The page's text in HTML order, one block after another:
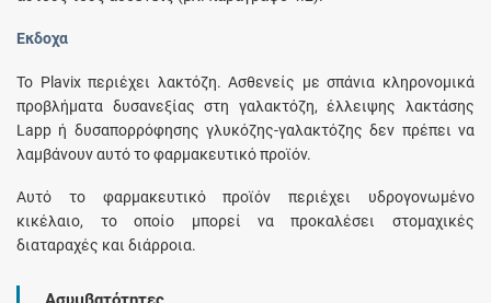
Έκδοχα
Το Plavix περιέχει λακτόζη. Ασθενείς με σπάνια κληρονομικά
προβλήματα δυσανεξίας στη γαλακτόζη, έλλειψης λακτάσης
Lapp ή δυσαπορρόφησης γλυκόζης-γαλακτόζης δεν πρέπει να
λαμβάνουν αυτό το φαρμακευτικό προϊόν.
Αυτό το φαρμακευτικό προϊόν περιέχει υδρογονωμένο
κικέλαιο, το οποίο μπορεί να προκαλέσει στομαχικές
διαταραχές και διάρροια.